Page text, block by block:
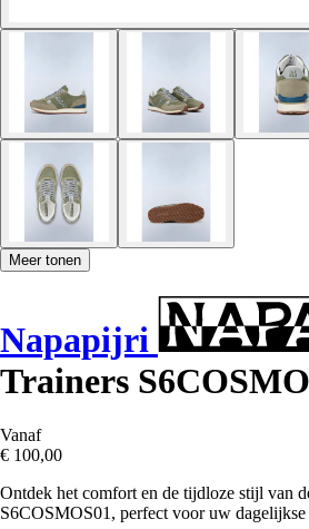
Meer tonen
Napapijri
Trainers
Vanaf
€ 100,00
Ontdek het comfort en de tijdloze stijl van
S6COSMOS01, perfect voor uw dagelijkse